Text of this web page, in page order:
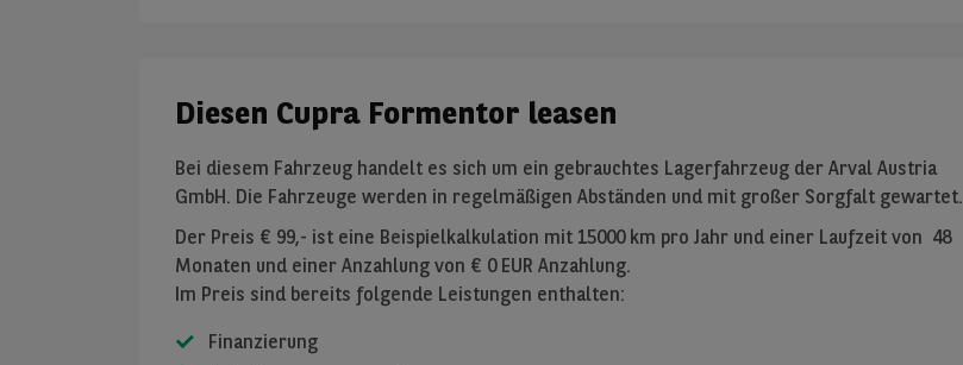
Diesen Cupra Formentor leasen
Bei diesem Fahrzeug handelt es sich um ein gebrauchtes Lagerfahrzeug der Arval Austria
GmbH. Die Fahrzeuge werden in regelmäßigen Abständen und mit großer Sorgfalt gewartet.
Der Preis € 99,- ist eine Beispielkalkulation mit 15000km pro Jahr und einer Laufzeit von 48
Monaten und einer Anzahlung von € 0 EUR Anzahlung.
Im Preis sind bereits folgende Leistungen enthalten:
Finanzierung